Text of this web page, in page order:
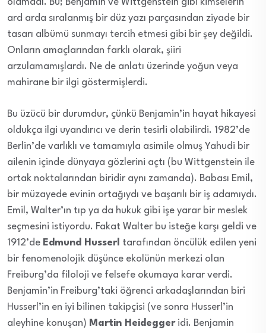
ard arda sıralanmış bir düz yazı parçasından ziyade bir
tasarı albümü sunmayı tercih etmesi gibi bir şey değildi.
Onların amaçlarından farklı olarak, şiiri
arzulamamışlardı. Ne de anlatı üzerinde yoğun veya
mahirane bir ilgi göstermişlerdi.
Bu üzücü bir durumdur, çünkü Benjamin’in hayat hikayesi
oldukça ilgi uyandırıcı ve derin tesirli olabilirdi. 1982’de
Berlin’de varlıklı ve tamamıyla asimile olmuş Yahudi bir
ailenin içinde dünyaya gözlerini açtı (bu Wittgenstein ile
ortak noktalarından biridir aynı zamanda). Babası Emil,
bir müzayede evinin ortağıydı ve başarılı bir iş adamıydı.
Emil, Walter’ın tıp ya da hukuk gibi işe yarar bir meslek
seçmesini istiyordu. Fakat Walter bu isteğe karşı geldi ve
1912’de Edmund Husserl tarafından öncülük edilen yeni
bir fenomenolojik düşünce ekolünün merkezi olan
Freiburg’da filoloji ve felsefe okumaya karar verdi.
Benjamin’in Freiburg’taki öğrenci arkadaşlarından biri
Husserl’in en iyi bilinen takipçisi (ve sonra Husserl’in
aleyhine konuşan) Martin Heideggeridi. Benjamin